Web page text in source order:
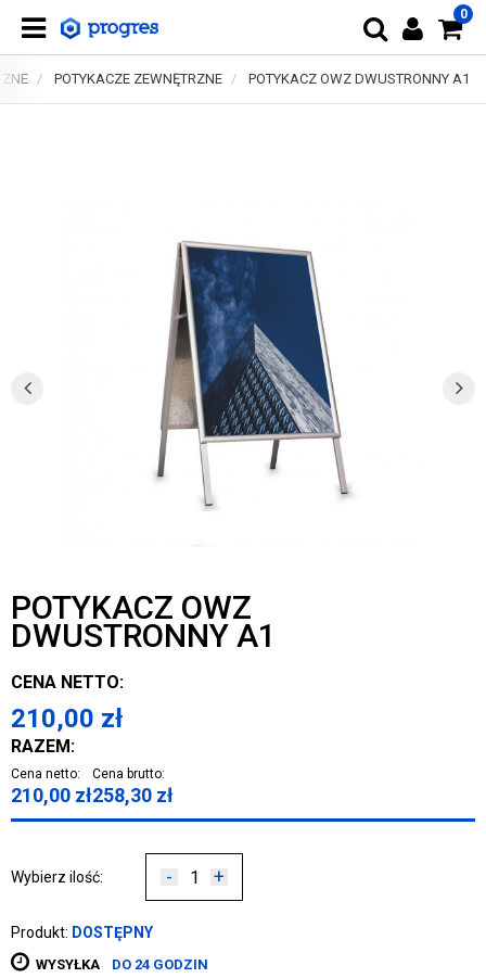
0
POTYKACZE ZEWNĘTRZNE POTYKACZ OWZ DWUSTRONNY A1
POTYKACZ OWZ
DWUSTRONNY A1
CENA NETTO:
210,00 zł
RAZEM:
Cena netto:
210,00 zł
Cena brutto:
258,30 zł
Wybierz ilość: - +
Produkt: DOSTĘPNY
WYSYŁKA DO 24 GODZIN